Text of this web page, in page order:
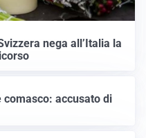
nega all’Italia la
accusato di